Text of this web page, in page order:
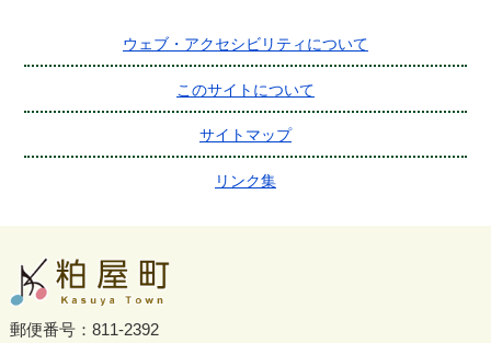
ウェブ・アクセシビリティについて
このサイトについて
サイトマップ
リンク集
郵便番号：811-2392